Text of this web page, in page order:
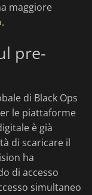
maggiore
.
pre-
di Black Ops
le piattaforme
è già
di scaricare il
ha
di accesso
simultaneo